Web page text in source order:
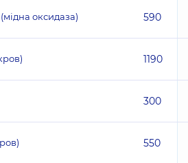
оксидаза) 590
1190
300
550